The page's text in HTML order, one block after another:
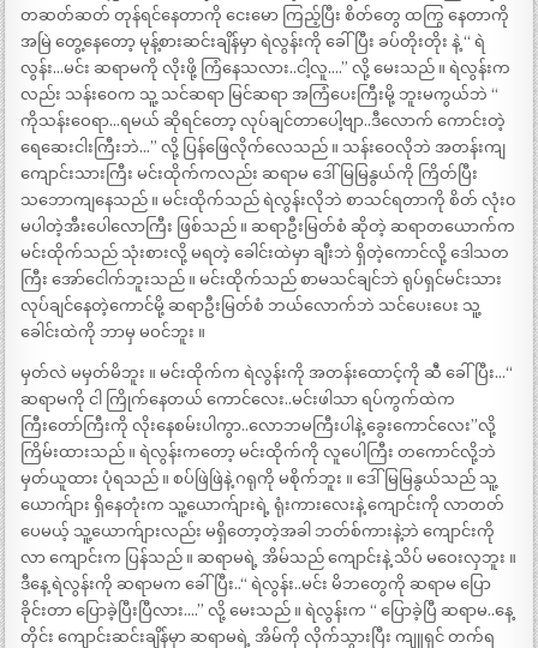
တဆတ်ဆတ် တုန်ရင်နေတာကို ငေးမော ကြည့်ပြီး စိတ်တွေ ထကြွ နေတာကို
အမြဲ တွေ့နေတော့ မုန့်စားဆင်းချိန်မှာ ရဲလွန်းကို ခေါ်ပြီး ခပ်တိုးတိုး နဲ့ “ ရဲ
လွန်း…မင်း ဆရာမကို လိုးဖို့ ကြံနေသလား..ငါ့လူ….” လို့ မေးသည် ။ ရဲလွန်းက
လည်း သန်းဝေက သူ့ သင်ဆရာ မြင်ဆရာ အကြံပေးကြီးမို့ ဘူးမကွယ်ဘဲ “
ကိုသန်းဝေရာ…ရမယ် ဆိုရင်တော့ လုပ်ချင်တာပေါ့ဗျာ..ဒီလောက် ကောင်းတဲ့
ရေဆေးငါးကြီးဘဲ…” လို့ ပြန်ဖြေလိုက်လေသည် ။ သန်းဝေလိုဘဲ အတန်းကျ
ကျောင်းသားကြီး မင်းထိုက်ကလည်း ဆရာမ ဒေါ်မြမြနွယ်ကို ကြိတ်ပြီး
သဘောကျနေသည် ။ မင်းထိုက်သည် ရဲလွန်းလိုဘဲ စာသင်ရတာကို စိတ် လုံး၀
မပါတဲ့အီးပေါလောကြီး ဖြစ်သည် ။ ဆရာဦးမြတ်စံ ဆိုတဲ့ ဆရာတယောက်က
မင်းထိုက်သည် သုံးစားလို့ မရတဲ့ ခေါင်းထဲမှာ ချီးဘဲ ရှိတဲ့ကောင်လို့ ဒေါသတ
ကြီး အော်ငေါက်ဘူးသည် ။ မင်းထိုက်သည် စာမသင်ချင်ဘဲ ရုပ်ရှင်မင်းသား
လုပ်ချင်နေတဲ့ကောင်မို့ ဆရာဦးမြတ်စံ ဘယ်လောက်ဘဲ သင်ပေးပေး သူ့
ခေါင်းထဲကို ဘာမှ မဝင်ဘူး ။
မှတ်လဲ မမှတ်မိဘူး ။ မင်းထိုက်က ရဲလွန်းကို အတန်းထောင့်ကို ဆီဲ ခေါ်ပြီး…“
ဆရာမကို ငါ ကြိုက်နေတယ် ကောင်လေး..မင်းဖါသာ ရပ်ကွက်ထဲက
ကြီးတော်ကြီးကို လိုးနေစမ်းပါကွာ..လောဘမကြီးပါနဲ့ ခွေးကောင်လေး”လို့
ကြိမ်းထားသည် ။ ရဲလွန်းကတော့ မင်းထိုက်ကို လူပေါကြီး တကောင်လို့ဘဲ
မှတ်ယူထား ပုံရသည် ။ စပ်ဖြဲဖြဲနဲ့ ဂရုကို မစိုက်ဘူး ။ ဒေါ်မြမြနွယ်သည် သူ့
ယောက်ျား ရှိနေတုံးက သူ့ယောက်ျားရဲ့ ရုံးကားလေးနဲ့ ကျောင်းကို လာတတ်
ပေမယ့် သူ့ယောက်ျားလည်း မရှိတော့တဲ့အခါ ဘတ်စ်ကားနဲ့ဘဲ ကျောင်းကို
လာ ကျောင်းက ပြန်သည် ။ ဆရာမရဲ့ အိမ်သည် ကျောင်းနဲ့ သိပ် မဝေးလှဘူး ။
ဒီနေ့ ရဲလွန်းကို ဆရာမက ခေါ်ပြီး..“ ရဲလွန်း..မင်း မိဘတွေကို ဆရာမ ပြော
ခိုင်းတာ ပြောခဲ့ပြီးပြီလား….” လို့ မေးသည် ။ ရဲလွန်းက “ ပြောခဲ့ပြီ ဆရာမ..နေ့
တိုင်း ကျောင်းဆင်းချိန်မှာ ဆရာမရဲ့ အိမ်ကို လိုက်သွားပြီး ကျူရှင် တက်ရ